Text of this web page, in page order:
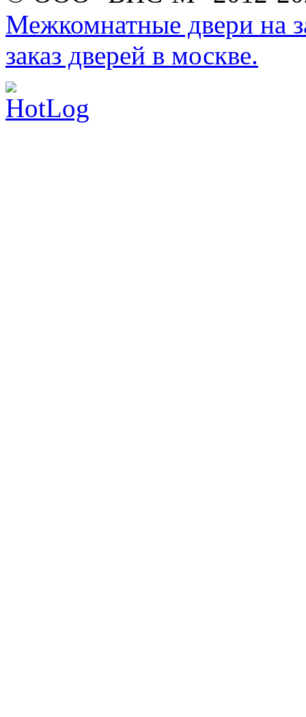
Межкомнатные двери на
заказ дверей в москве.